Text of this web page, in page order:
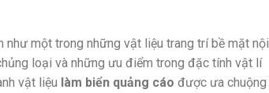
như một trong những vật liệu trang trí bề mặt nội
loại và những ưu điểm trong đặc tính vật lí
vật liệu làm biển quảng cáo được ưa chuộng